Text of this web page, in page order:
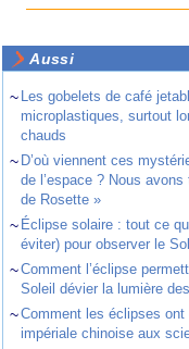
Aussi
~ Les gobelets de café
microplastiques, surtout
chauds
~ D’où viennent ces
de l’espace ? Nous
de Rosette »
~ Éclipse solaire : tout ce
éviter) pour observer le
~Comment l’éclipse
Soleil dévier la lumière
~Comment les éclipses ont
impériale chinoise aux